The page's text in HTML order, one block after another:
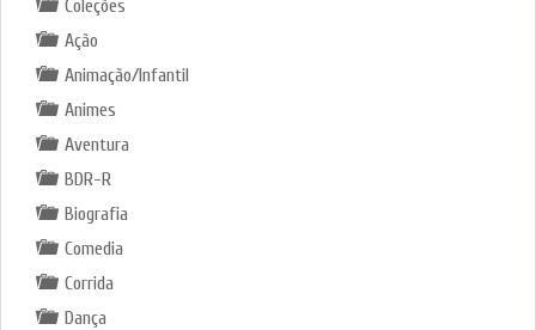
Coleções
Ação
Animação/Infantil
Animes
Aventura
BDR-R
Biografia
Comedia
Corrida
Dança